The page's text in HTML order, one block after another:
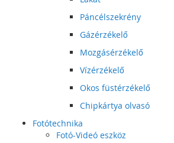
Páncélszekrény
Gázérzékelő
Mozgásérzékelő
Vízérzékelő
Okos füstérzékelő
Chipkártya olvasó
Fotótechnika
Fotó-Videó eszköz